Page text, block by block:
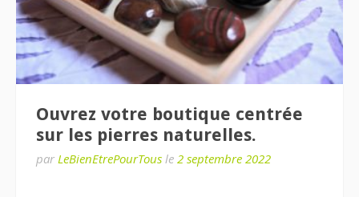
Ouvrez votre boutique centrée
sur les pierres naturelles.
par LeBienEtrePourTous le 2 septembre 2022